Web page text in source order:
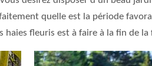
quelle est la période
haies fleuris est à faire à la fin de